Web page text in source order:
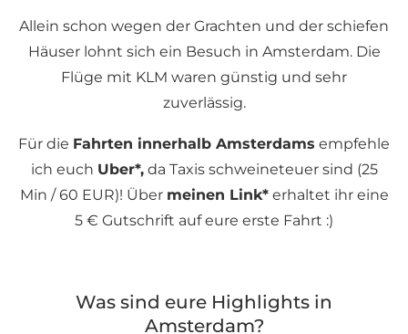
Allein schon wegen der Grachten und der schiefen
Häuser lohnt sich ein Besuch in Amsterdam. Die
Flüge mit KLM waren günstig und sehr
zuverlässig.
Für die Fahrten innerhalb Amsterdams empfehle
ich euch Uber*,da Taxis schweineteuer sind (25
Min / 60 EUR)! Über meinen Link*erhaltet ihr eine
5 € Gutschrift auf eure erste Fahrt :)
Was sind eure Highlights in
Amsterdam?